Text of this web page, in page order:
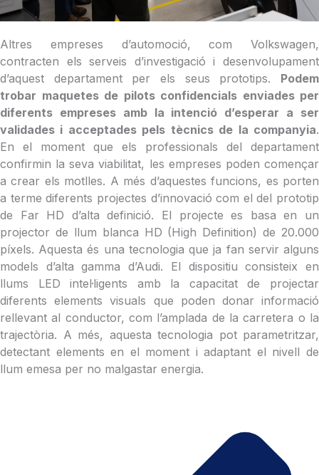
Altres empreses d’automoció, com Volkswagen,
contracten els serveis d’investigació i desenvolupament
d’aquest departament per els seus prototips. Podem
trobar maquetes de pilots confidencials enviades per
diferents empreses amb la intenció d’esperar a ser
validades i acceptades pels tècnics de la companyia.
En el moment que els professionals del departament
confirmin la seva viabilitat, les empreses poden començar
a crear els motlles. A més d’aquestes funcions, es porten
a terme diferents projectes d’innovació com el del prototip
de Far HD d’alta definició. El projecte es basa en un
projector de llum blanca HD (High Definition) de 20.000
píxels. Aquesta és una tecnologia que ja fan servir alguns
models d’alta gamma d’Audi. El dispositiu consisteix en
llums LED intel·ligents amb la capacitat de projectar
diferents elements visuals que poden donar informació
rellevant al conductor, com l’amplada de la carretera o la
trajectòria. A més, aquesta tecnologia pot parametritzar,
detectant elements en el moment i adaptant el nivell de
llum emesa per no malgastar energia.